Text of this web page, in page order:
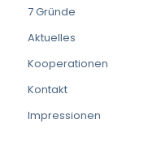
7 Gründe
Aktuelles
Kooperationen
Kontakt
Impressionen